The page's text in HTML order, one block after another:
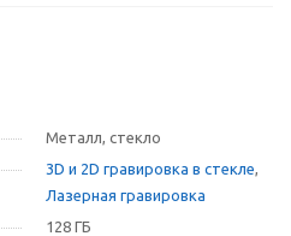
Металл, стекло
3D и 2D гравировка в стекле,
Лазерная гравировка
128 ГБ